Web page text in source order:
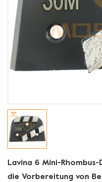
Lavina 6 Mini-
die Vorbereitung von